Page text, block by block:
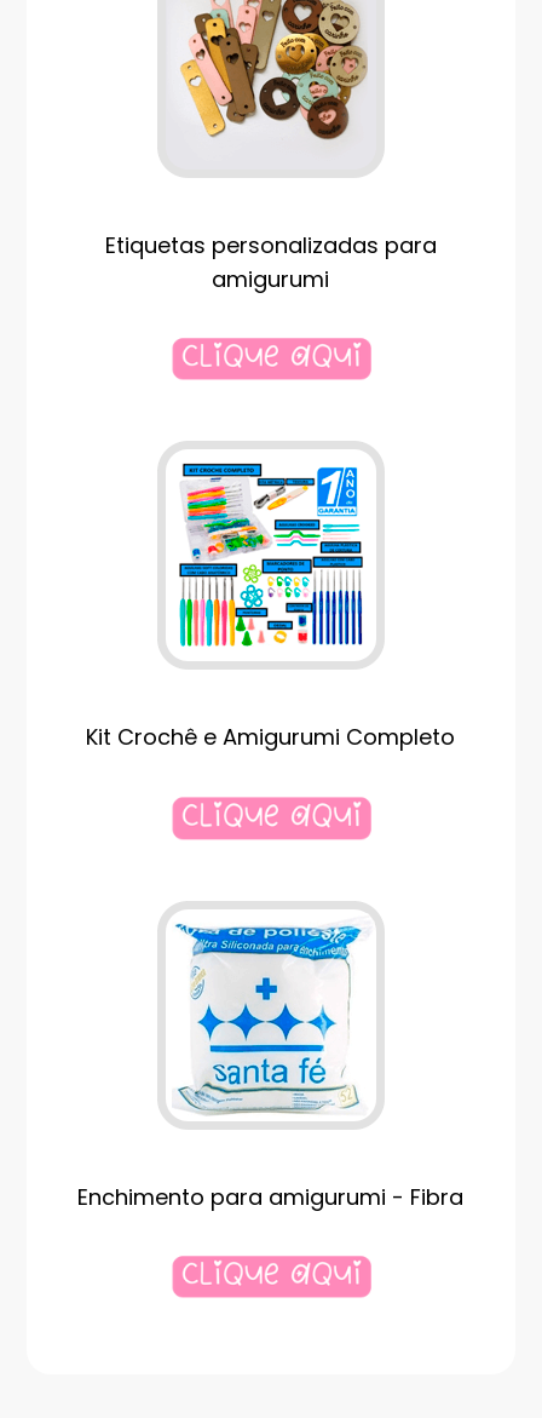
Etiquetas personalizadas para
amigurumi
Kit Crochê e Amigurumi Completo
Enchimento para amigurumi - Fibra